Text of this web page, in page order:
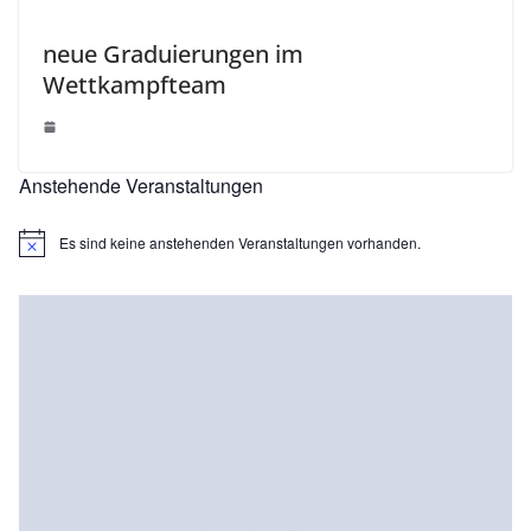
neue Graduierungen im
Wettkampfteam
Anstehende Veranstaltungen
H
Es sind keine anstehenden Veranstaltungen vorhanden.